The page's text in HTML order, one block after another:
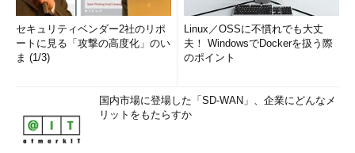
セキュリティベンダー2社のリポ
ートに見る「攻撃の高度化」のい
ま (1/3)
Linux／OSSに不慣れでも大丈
夫！ WindowsでDockerを扱う際
のポイント
国内市場に登場した「SD-WAN」、企業にどんなメ
リットをもたらすか